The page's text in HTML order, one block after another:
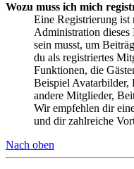
Wozu muss ich mich
Eine Registrierung
Administration dieses
sein musst, um
du als registriertes
Funktionen, die
Beispiel Avatarbilder,
andere Mitglieder,
Wir empfehlen dir
und dir zahlreiche
Nach oben